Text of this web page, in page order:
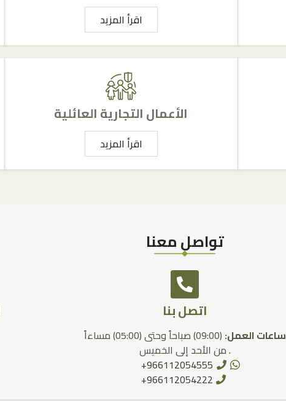
اقرأ المزيد
الأعمال التجارية العائلية
اقرأ المزيد
تواصل معنا
اتصل بنا
ساعات العمل: (09:00) صباحاً وحتى (05:00) مساءاً
. من الأحد إلى الخميس
966112054555+
966112054222+